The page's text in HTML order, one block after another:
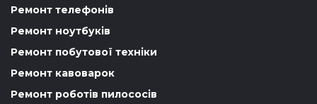
Ремонт телефонів
Ремонт ноутбуків
Ремонт побутової техніки
Ремонт кавоварок
Ремонт роботів пилососів